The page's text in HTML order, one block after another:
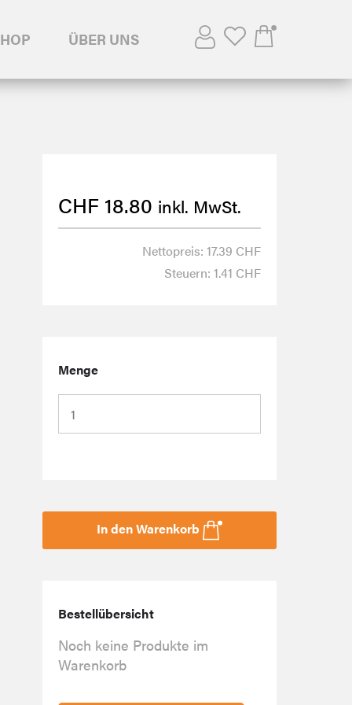
ÜBER UNS
CHF 18.80 inkl. MwSt.
Nettopreis: 17.39 CHF
Steuern: 1.41 CHF
Menge
In den Warenkorb
Bestellübersicht
Noch keine Produkte im
Warenkorb